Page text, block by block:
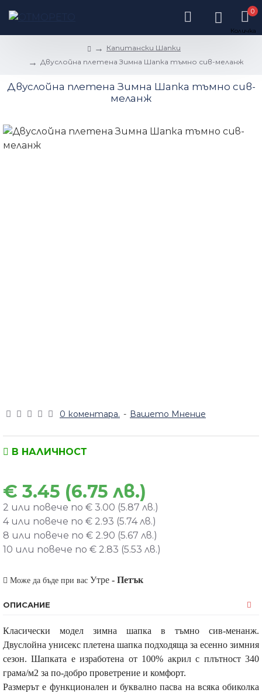
0
Капитански Шапки
Двуслойна плетена Зимна Шапка тъмно сив-меланж
Двуслойна плетена Зимна Шапка тъмно сив-
меланж
0 коментара. - Вашето Мнение
€ 3.45 (6.75 лв.)
2 или повече по € 3.00 (5.87 лв.)
4 или повече по € 2.93 (5.74 лв.)
8 или повече по € 2.90 (5.67 лв.)
10 или повече по € 2.83 (5.53 лв.)
В НАЛИЧНОСТ
Може да бъде при вас Утре - Петък
ОПИСАНИЕ
Класически модел зимна шапка в тъмно сив-менанж.
Двуслойна унисекс плетена шапка подходяща за есенно зимния
сезон. Шапката е изработена от 100% акрил с плътност 340
грама/м2 за по-добро проветрение и комфорт.
Размерът е функционален и буквално пасва на всяка обиколка